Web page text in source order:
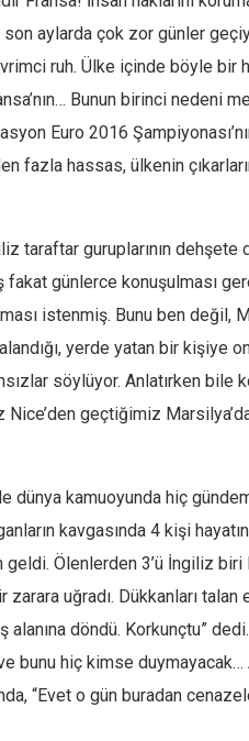
son aylarda çok zor günler
ruh. Ülke içinde böyle bir
Bunun birinci nedeni
Euro 2016
fazla hassas, ülkenin
taraftar guruplarının dehşete
günlerce konuşulması
istenmiş. Bunu ben değil,
yerde yatan bir kişiye
söylüyor. Anlatırken bile
geçtiğimiz
dünya kamuoyunda hiç
kavgasında 4 kişi
Ölenlerden 3’ü İngiliz biri
uğradı. Dükkanları talan
alanına döndü. Korkunçtu”
bunu hiç kimse duymayacak…
“Evet o gün buradan